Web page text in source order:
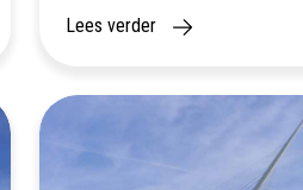
Lees verder